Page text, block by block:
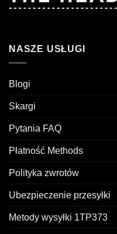
NASZE USŁUGI
Blogi
Skargi
Pytania FAQ
Płatność Methods
Polityka zwrotów
Ubezpieczenie przesyłki
Metody wysyłki 1TP373